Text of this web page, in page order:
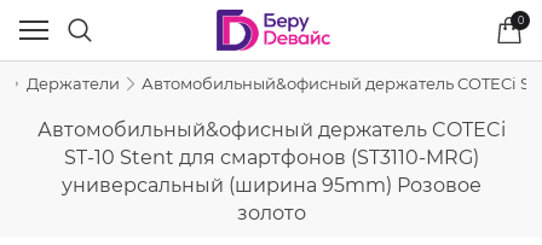
0
Держатели Автомобильный&офисный держатель COTECi
Автомобильный&офисный держатель COTECi
ST-10 Stent для смартфонов (ST3110-MRG)
универсальный (ширина 95mm) Розовое
золото